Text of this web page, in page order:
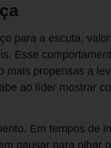
para a escuta,
Esse
propensas a
ao líder mostrar
Em tempos de
pausar para olhar